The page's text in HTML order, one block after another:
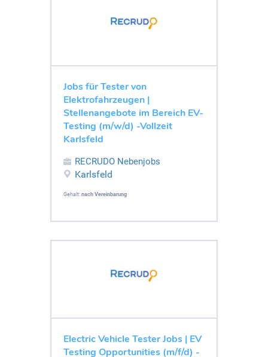
Jobs für Tester von
Elektrofahrzeugen |
Stellenangebote im Bereich EV-
Testing (m/w/d) -Vollzeit
Karlsfeld
RECRUDO Nebenjobs
Karlsfeld
Gehalt: nach Vereinbarung
Electric Vehicle Tester Jobs | EV
Testing Opportunities (m/f/d) -